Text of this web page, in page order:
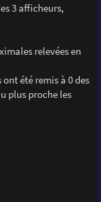
3 afficheurs,
relevées en
été remis à 0 des
plus proche les